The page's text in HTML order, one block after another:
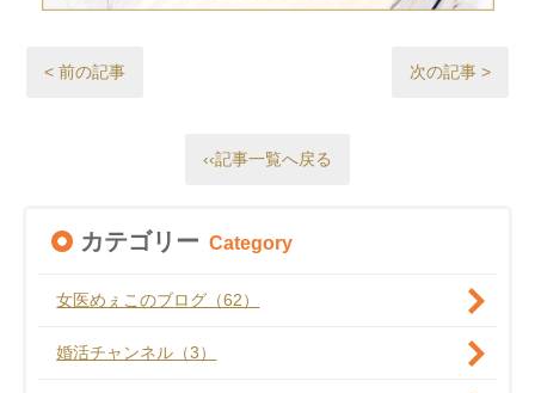
< 前の記事 次の記事 >
‹‹記事一覧へ戻る
カテゴリー Category
女医めぇこのブログ（62）
婚活チャンネル（3）